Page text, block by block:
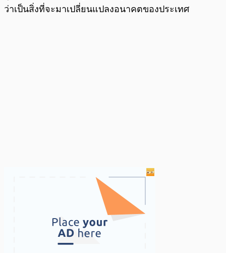
ว่าเป็นสิ่งที่จะมาเปลี่ยนแปลงอนาคตของประเทศ